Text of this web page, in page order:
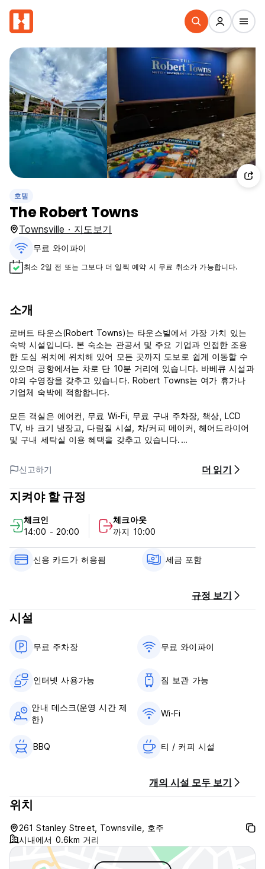
호텔
The Robert Towns
Townsville · 지도보기
무료 와이파이
최소 2일 전 또는 그보다 더 일찍 예약 시 무료 취소가 가능합니다.
소개
로버트 타운스(Robert Towns)는 타운스빌에서 가장 가치 있는
숙박 시설입니다. 본 숙소는 관공서 및 주요 기업과 인접한 조용
한 도심 위치에 위치해 있어 모든 곳까지 도보로 쉽게 이동할 수
있으며 공항에서는 차로 단 10분 거리에 있습니다. 바베큐 시설과
야외 수영장을 갖추고 있습니다. Robert Towns는 여가 휴가나
기업체 숙박에 적합합니다.
모든 객실은 에어컨, 무료 Wi-Fi, 무료 구내 주차장, 책상, LCD
TV, 바 크기 냉장고, 다림질 시설, 차/커피 메이커, 헤어드라이어
및 구내 세탁실 이용 혜택을 갖추고 있습니다.
체크인: 14:00 - 2000(협의에 따라 더 일찍)
체크아웃 : 0900-1000 (예약에 따라 조정 가능)
24시간 취소 가능 기간
체크인 가능한 최소 연령은 18세입니다.
코로나19(COVID-19)에 대응하여 이 숙소에서는 추가 안전 및 위
생 조치를 시행하고 있습니다.
약 시 별도 요청란에 기재하거나, 예약 확인서에 기재된 연락처를
체크인 시 사진이 부착된 신분증과 신용카드를 제시하셔야 합니
금이 적용될 수 있습니다. (Auto-translated from original
language)
신고하기 더 읽기
지켜야 할 규정
체크인
14:00 - 20:00
체크아웃
까지 10:00
신용 카드가 허용됨 세금 포함
규정 보기
시설
무료 주차장 무료 와이파이
인터넷 사용가능 짐 보관 가능
안내 데스크(운영 시간 제
한)
Wi-Fi
BBQ 티 / 커피 시설
개의 시설 모두 보기
위치
261 Stanley Street, Townsville, 호주
시내에서 0.6km 거리